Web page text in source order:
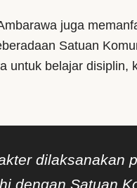
juga
Satuan
untuk belajar disiplin,
dilaksanakan
dengan Satuan